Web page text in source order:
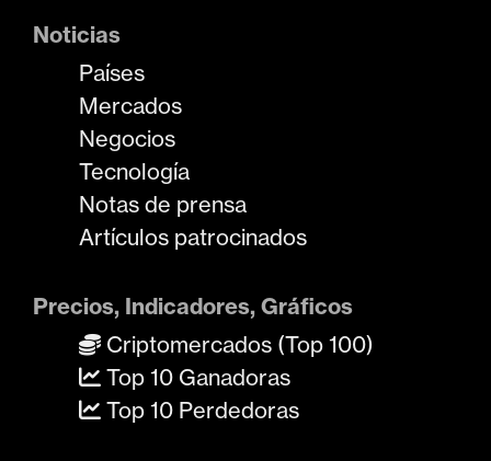
Noticias
Países
Mercados
Negocios
Tecnología
Notas de prensa
Artículos patrocinados
Precios, Indicadores, Gráficos
Criptomercados (Top 100)
Top 10 Ganadoras
Top 10 Perdedoras